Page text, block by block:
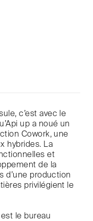
c’est avec le
up a noué un
Cowork, une
hybrides. La
et
de la
d’une production
privilégient le
le bureau